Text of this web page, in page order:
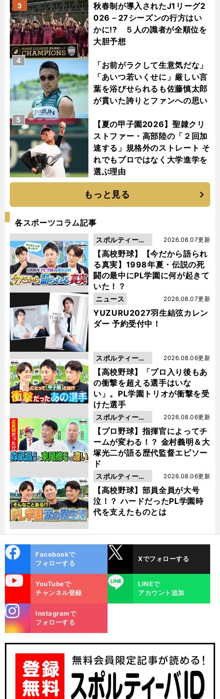
秋春制が導入されたJ1リーグ2
026－27シーズンの行方はい
かに!? ５人の識者が全順位を
大胆予想
3
「お前がラクして生意気だな」
「あいつ若いくせに」厳しい言
葉を浴びせられるも佐藤慎太郎
が貫いた誇りとファンへの思い
4
【夏の甲子園2026】聖隷クリ
ストファー・高部陸の「２回加
速する」規格外のストレート そ
れでもプロではなく大学進学を
選ぶ理由
5
もっと見る
各スポーツコラム記事
【高校野球】【今だから語られ
る真実】1998年夏・伝説の死
闘の最中にPL学園に何が起きて
いた！？
2026.08.07更新
スポルティーバ
動画
YUZURU2027羽生結弦カレン
ダー 予約受付中！
2026.08.07更新
ニュース
【高校野球】「プロ入り後もあ
の衝撃を超える選手はいな
い」。PL学園トリオが衝撃を受
けた選手
2026.08.06更新
スポルティーバ
動画
【プロ野球】指揮官によってチ
ームが変わる！？ 金村義明＆大
塚光二が語る歴代監督エピソー
ド
2026.08.06更新
スポルティーバ
動画
【高校野球】部員全員が大号
泣！？ ハードだったPL学園時
代を支えたものとは
2026.08.06更新
スポルティーバ
動画
ok
Facebookで
フォローする
Xでフォローする
YouTubeで
チャンネル登録
LINE
LINEで
アカウント追加
m
Instagramで
フォローする